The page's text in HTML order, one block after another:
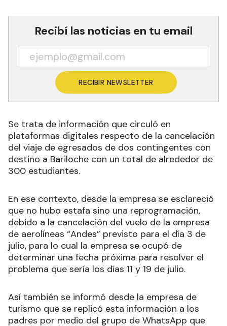
Recibí las noticias en tu email
RECIBIR NEWSLETTER
Se trata de información que circuló en
plataformas digitales respecto de la cancelación
del viaje de egresados de dos contingentes con
destino a Bariloche con un total de alrededor de
300 estudiantes.
En ese contexto, desde la empresa se esclareció
que no hubo estafa sino una reprogramación,
debido a la cancelación del vuelo de la empresa
de aerolíneas “Andes” previsto para el día 3 de
julio, para lo cual la empresa se ocupó de
determinar una fecha próxima para resolver el
problema que sería los días 11 y 19 de julio.
Así también se informó desde la empresa de
turismo que se replicó esta información a los
padres por medio del grupo de WhatsApp que